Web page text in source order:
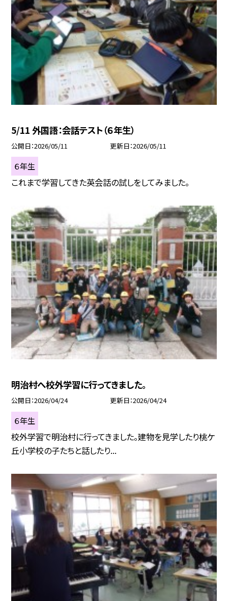
5/11 外国語：会話テスト（６年生）
公開日 2026/05/11 更新日 2026/05/11
６年生
これまで学習してきた英会話の試しをしてみました。
明治村へ校外学習に行ってきました。
公開日 2026/04/24 更新日 2026/04/24
６年生
校外学習で明治村に行ってきました。建物を見学したり桃ケ
丘小学校の子たちと話したり...